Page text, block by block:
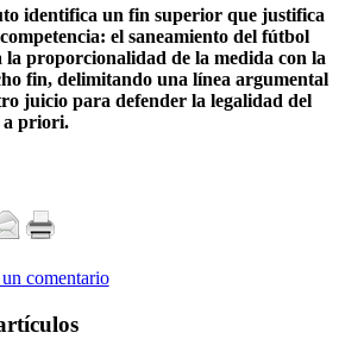
identifica un fin superior que justifica
el saneamiento del fútbol
la proporcionalidad de la medida con la
fin, delimitando una línea argumental
juicio para defender la legalidad del
a priori.
comentario